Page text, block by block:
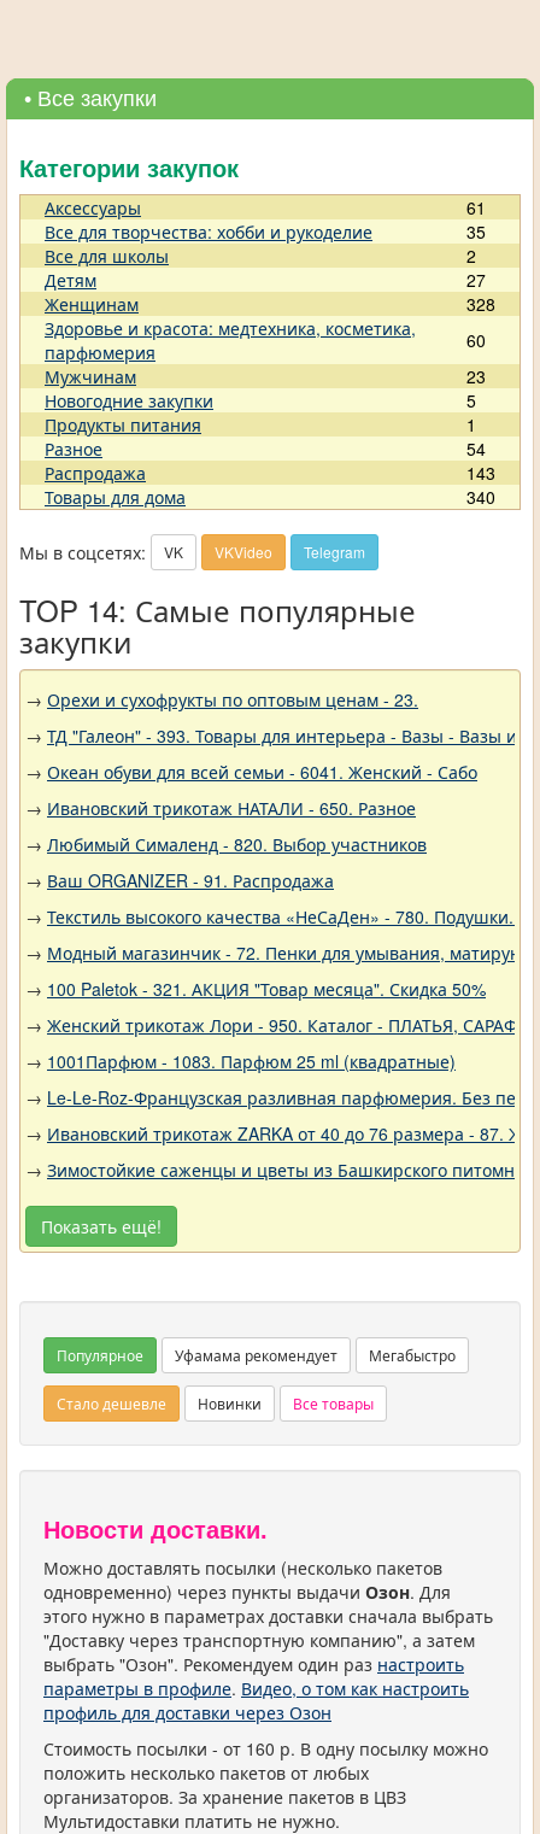
• Все закупки
Категории закупок
Аксессуары
61
Все для творчества: хобби и рукоделие
35
Все для школы
2
Детям
27
Женщинам
328
Здоровье и красота: медтехника, косметика,
парфюмерия
60
Мужчинам
23
Новогодние закупки
5
Продукты питания
1
Разное
54
Распродажа
143
Товары для дома
340
Мы в соцсетях: VK VKVideo Telegram
TOP 14: Самые популярные
закупки
→ Орехи и сухофрукты по оптовым ценам - 23.
→ ТД "Галеон" - 393. Товары для интерьера - Вазы - Вазы из
→ Океан обуви для всей семьи - 6041. Женский - Сабо
→ Ивановский трикотаж НАТАЛИ - 650. Разное
→ Любимый Сималенд - 820. Выбор участников
→ Ваш ORGANIZER - 91. Распродажа
→ Текстиль высокого качества «НеСаДен» - 780. Подушки.
→ Модный магазинчик - 72. Пенки для умывания,
→ 100 Paletok - 321. АКЦИЯ "Товар месяца". Скидка 50%
→ Женский трикотаж Лори - 950. Каталог - ПЛАТЬЯ,
→ 1001Парфюм - 1083. Парфюм 25 ml (квадратные)
→ Le-Le-Roz-Французская разливная парфюмерия. Без
→ Ивановский трикотаж ZARKA от 40 до 76 размера - 87.
→ Зимостойкие саженцы и цветы из Башкирского
Показать ещё!
Популярное Уфамама рекомендует Мегабыстро
Стало дешевле Новинки Все товары
Новости доставки.
Можно доставлять посылки (несколько пакетов
одновременно) через пункты выдачи Озон. Для
этого нужно в параметрах доставки сначала выбрать
"Доставку через транспортную компанию", а затем
выбрать "Озон". Рекомендуем один раз настроить
параметры в профиле. Видео, о том как настроить
профиль для доставки через Озон
Стоимость посылки - от 160 р. В одну посылку можно
положить несколько пакетов от любых
организаторов. За хранение пакетов в ЦВЗ
Мультидоставки платить не нужно.